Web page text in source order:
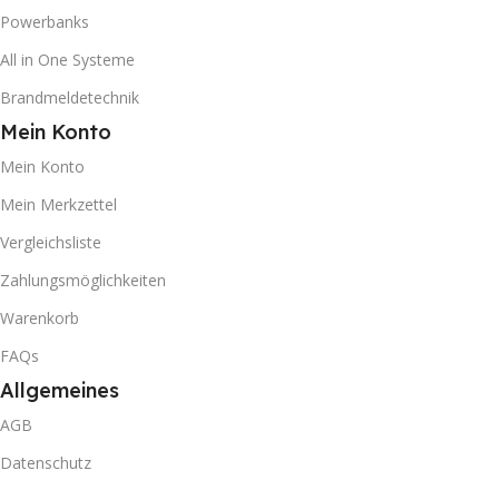
Powerbanks
All in One Systeme
Brandmeldetechnik
Mein Konto
Mein Konto
Mein Merkzettel
Vergleichsliste
Zahlungsmöglichkeiten
Warenkorb
FAQs
Allgemeines
AGB
Datenschutz